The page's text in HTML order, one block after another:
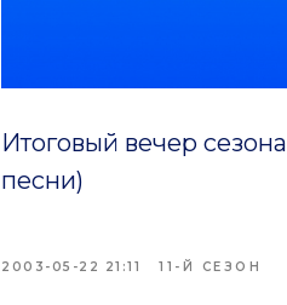
Итоговый вечер сезона
песни)
2003-05-22 21:11 11-Й СЕЗОН